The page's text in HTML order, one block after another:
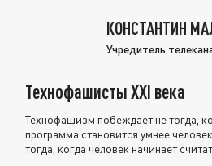
КОНСТАНТИН
Учредитель
Технофашисты XXI века
Технофашизм побеждает не тогда,
программа становится умнее
тогда, когда человек начинает